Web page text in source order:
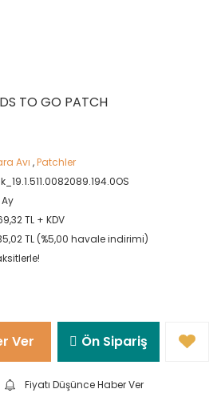
TO GO PATCH
Avı ,Patchler
Ay
TL + KDV
TL (%5,00 havale indirimi)
Ver Ön Sipariş
Fiyatı Düşünce Haber Ver